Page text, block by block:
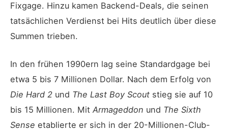
Fixgage. Hinzu kamen Backend-Deals, die seinen
tatsächlichen Verdienst bei Hits deutlich über diese
Summen trieben.
In den frühen 1990ern lag seine Standardgage bei
etwa 5 bis 7 Millionen Dollar. Nach dem Erfolg von
Die Hard 2 und The Last Boy Scout stieg sie auf 10
bis 15 Millionen. Mit Armageddon und The Sixth
Sense etablierte er sich in der 20-Millionen-Club-